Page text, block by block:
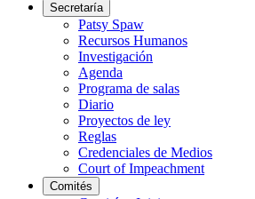
Secretaría
Patsy Spaw
Recursos Humanos
Investigación
Agenda
Programa de salas
Diario
Proyectos de ley
Reglas
Credenciales de Medios
Court of Impeachment
Comités